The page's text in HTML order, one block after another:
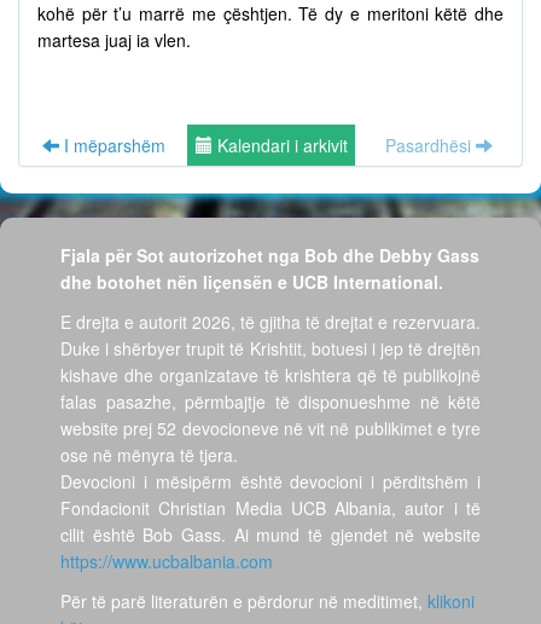
kohë për t’u marrë me çështjen. Të dy e meritoni këtë dhe
martesa juaj ia vlen.
I mëparshëm Kalendari i arkivit Pasardhësi
Fjala për Sot autorizohet nga Bob dhe Debby Gass
dhe botohet nën liçensën e UCB International.
E drejta e autorit 2026, të gjitha të drejtat e rezervuara.
Duke i shërbyer trupit të Krishtit, botuesi i jep të drejtën
kishave dhe organizatave të krishtera që të publikojnë
falas pasazhe, përmbajtje të disponueshme në këtë
website prej 52 devocioneve në vit në publikimet e tyre
ose në mënyra të tjera.
Devocioni i mësipërm është devocioni i përditshëm i
Fondacionit Christian Media UCB Albania, autor i të
cilit është Bob Gass. Ai mund të gjendet në website
https://www.ucbalbania.com
Për të parë literaturën e përdorur në meditimet, klikoni